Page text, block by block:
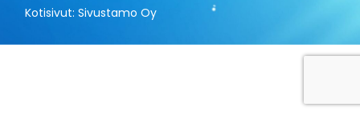
Kotisivut:Sivustamo Oy